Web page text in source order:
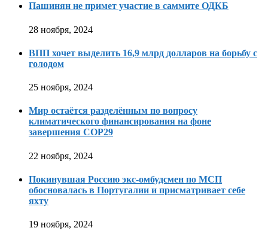
Пашинян не примет участие в саммите ОДКБ
28 ноября, 2024
ВПП хочет выделить 16,9 млрд долларов на борьбу с
голодом
25 ноября, 2024
Мир остаётся разделённым по вопросу
климатического финансирования на фоне
завершения COP29
22 ноября, 2024
Покинувшая Россию экс-омбудсмен по МСП
обосновалась в Португалии и присматривает себе
яхту
19 ноября, 2024